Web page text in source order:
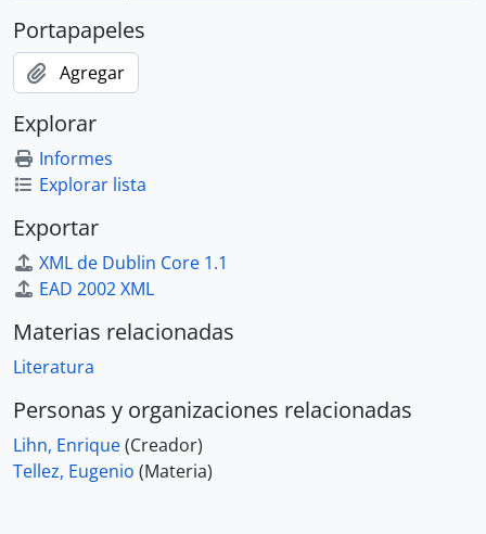
Portapapeles
Agregar
Explorar
Informes
Explorar lista
Exportar
XML de Dublin Core 1.1
EAD 2002 XML
Materias relacionadas
Literatura
Personas y organizaciones relacionadas
Lihn, Enrique(Creador)
Tellez, Eugenio (Materia)